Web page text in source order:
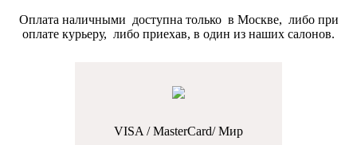
Оплата наличными доступна только в Москве, либо при
оплате курьеру, либо приехав, в один из наших салонов.
VISA / MasterCard/ Мир